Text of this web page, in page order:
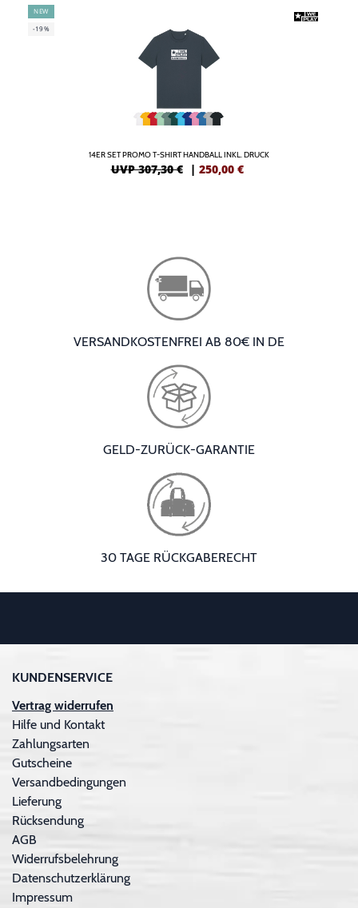
NEW
-19%
14ER SET PROMO T-SHIRT HANDBALL INKL. DRUCK
UVP 307,30 € | 250,00 €
VERSANDKOSTENFREI AB 80€ IN DE
GELD-ZURÜCK-GARANTIE
30 TAGE RÜCKGABERECHT
KUNDENSERVICE
Vertrag widerrufen
Hilfe und Kontakt
Zahlungsarten
Gutscheine
Versandbedingungen
Lieferung
Rücksendung
AGB
Widerrufsbelehrung
Datenschutzerklärung
Impressum